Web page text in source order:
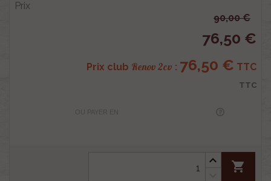
90,00 €
76,50 €
Prix club Renov 2cv : 76,50 € TTC
TTC
OU PAYER EN
shopping_cart